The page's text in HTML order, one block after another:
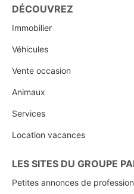
DÉCOUVREZ
Immobilier
Véhicules
Vente occasion
Animaux
Services
Location vacances
LES SITES DU GROUPE
Petites annonces de